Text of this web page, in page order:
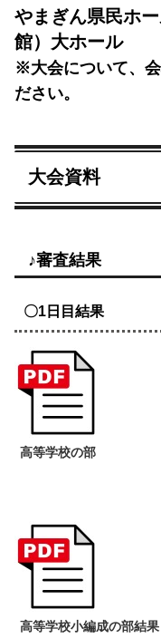
やまぎん県民ホ
館）大ホール
※大会について、
ださい。
大会資料
♪審査結果
〇1日目結果
高等学校の部
高等学校小編成の部結果